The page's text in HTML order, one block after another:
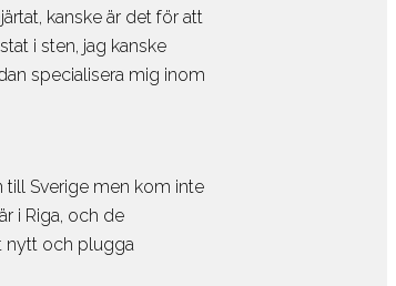
kanske är det för att
i sten, jag kanske
specialisera mig inom
till Sverige men kom inte
i Riga, och de
nytt och plugga